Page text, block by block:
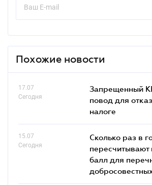
Похожие новости
17.07
Сегодня
Запрещенный
повод для
налоге
15.07
Сегодня
Сколько раз в
балл для